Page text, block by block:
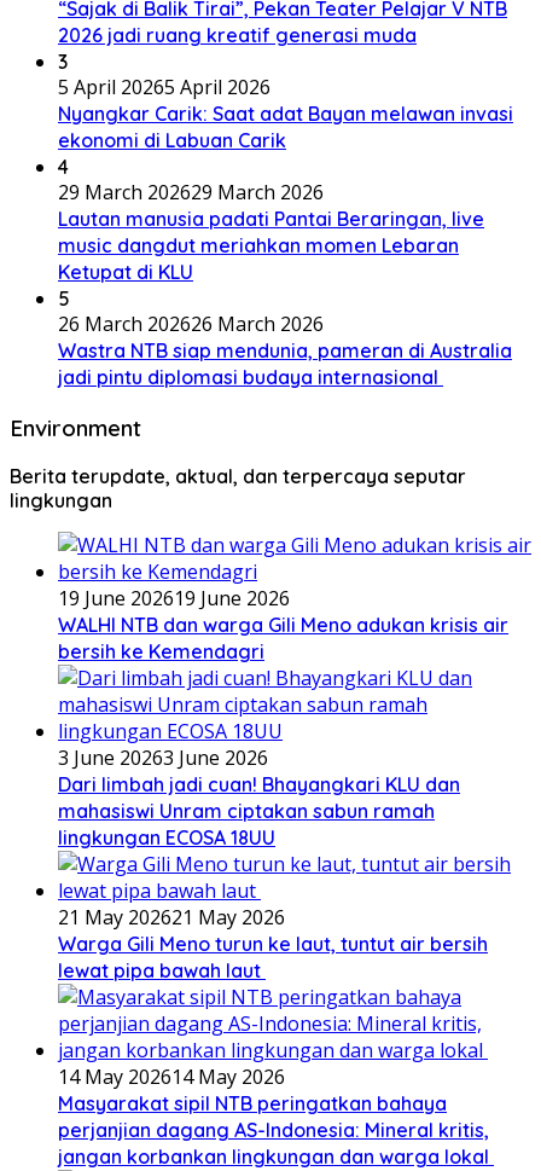
“Sajak di Balik Tirai”, Pekan Teater Pelajar V NTB
2026 jadi ruang kreatif generasi muda
3
5 April 20265 April 2026
Nyangkar Carik: Saat adat Bayan melawan invasi
ekonomi di Labuan Carik
4
29 March 202629 March 2026
Lautan manusia padati Pantai Beraringan, live
music dangdut meriahkan momen Lebaran
Ketupat di KLU
5
26 March 202626 March 2026
Wastra NTB siap mendunia, pameran di Australia
jadi pintu diplomasi budaya internasional
Environment
Berita terupdate, aktual, dan terpercaya seputar
lingkungan
19 June 202619 June 2026
WALHI NTB dan warga Gili Meno adukan krisis air
bersih ke Kemendagri
3 June 20263 June 2026
Dari limbah jadi cuan! Bhayangkari KLU dan
mahasiswi Unram ciptakan sabun ramah
lingkungan ECOSA 18UU
21 May 202621 May 2026
Warga Gili Meno turun ke laut, tuntut air bersih
lewat pipa bawah laut
14 May 202614 May 2026
Masyarakat sipil NTB peringatkan bahaya
perjanjian dagang AS-Indonesia: Mineral kritis,
jangan korbankan lingkungan dan warga lokal